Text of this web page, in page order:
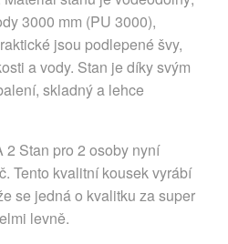
3000 mm (PU 3000),
jsou podlepené švy,
a vody. Stan je díky svým
skladný a lehce
2 Stan pro 2 osoby nyní
Tento kvalitní kousek vyrábí
se jedná o kvalitku za super
levně.